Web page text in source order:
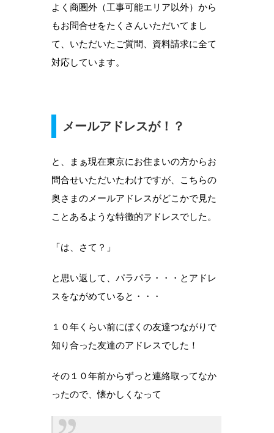
よく商圏外（工事可能エリア以外）から
もお問合せをたくさんいただいてまし
て、いただいたご質問、資料請求に全て
対応しています。
メールアドレスが！？
と、まぁ現在東京にお住まいの方からお
問合せいただいたわけですが、こちらの
奥さまのメールアドレスがどこかで見た
ことあるような特徴的アドレスでした。
「は、さて？」
と思い返して、パラパラ・・・とアドレ
スをながめていると・・・
１０年くらい前にぼくの友達つながりで
知り合った友達のアドレスでした！
その１０年前からずっと連絡取ってなか
ったので、懐かしくなって